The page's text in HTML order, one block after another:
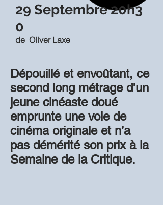
29 Septembre 20h3
0
de Oliver Laxe
Dépouillé et envoûtant, ce
second long métrage d’un
jeune cinéaste doué
emprunte une voie de
cinéma originale et n’a
pas démérité son prix à la
Semaine de la Critique.